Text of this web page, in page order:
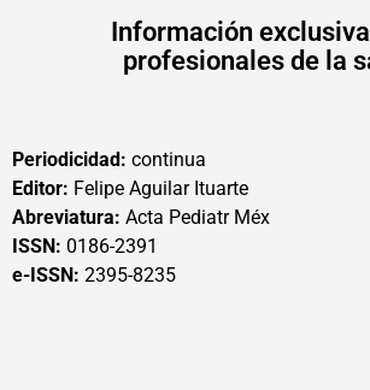
Información
profesionales de la
Periodicidad: continua
Editor: Felipe Aguilar Ituarte
Abreviatura: Acta Pediatr Méx
ISSN: 0186-2391
e-ISSN: 2395-8235